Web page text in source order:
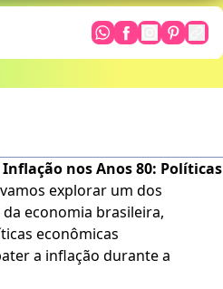
Inflação nos Anos 80: Políticas
explorar um dos
economia brasileira,
econômicas
a inflação durante a